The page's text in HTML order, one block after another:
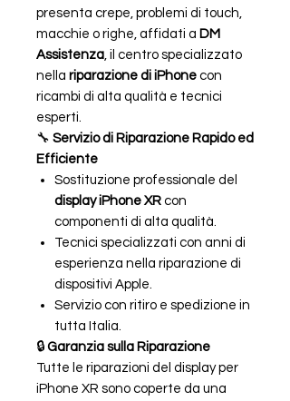
presenta crepe, problemi di touch,
macchie o righe, affidati a DM
Assistenza , il centro specializzato
nella riparazione di iPhone con
ricambi di alta qualità e tecnici
esperti.
🔧 Servizio di Riparazione Rapido ed
Efficiente
Sostituzione professionale del
display iPhone XR con
componenti di alta qualità.
Tecnici specializzati con anni di
esperienza nella riparazione di
dispositivi Apple.
Servizio con ritiro e spedizione in
tutta Italia.
🔒 Garanzia sulla Riparazione
Tutte le riparazioni del display per
iPhone XR sono coperte da una